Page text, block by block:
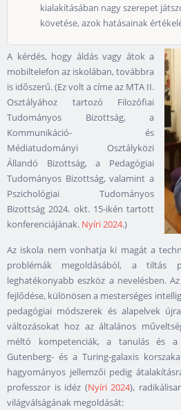
kialakításában nagy szerepet
követése, azok hatásainak
A kérdés, hogy áldás vagy átok a
mobiltelefon az iskolában, továbbra
is időszerű. (Ez volt a címe az MTA II.
Osztályához tartozó Filozófiai
Tudományos Bizottság, a
Kommunikáció- és
Médiatudományi Osztályközi
Állandó Bizottság, a Pedagógiai
Tudományos Bizottság, valamint a
Pszichológiai Tudományos
Bizottság 2024. okt. 15-ikén tartott
konferenciájának. Nyíri 2024.)
Az iskola nem vonhatja ki magát a
problémák megoldásából, a tiltás
leghatékonyabb eszköz a nevelésben.
fejlődése, különösen a mesterséges
pedagógiai módszerek és alapelvek
változásokat hoz az általános
méltó kompetenciák, a tanulás és a
Gutenberg- és a Turing-galaxis
hagyományos jellemzői pedig
professzor is idéz (Nyíri 2024),
világválságának megoldását: